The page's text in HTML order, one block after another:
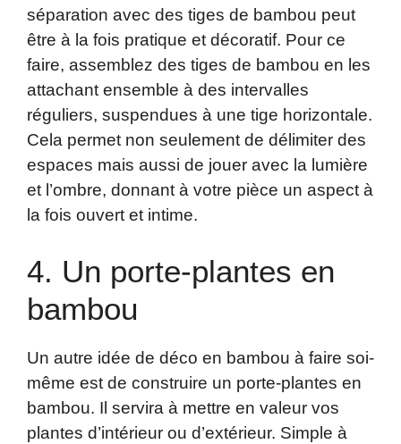
séparation avec des tiges de bambou peut
être à la fois pratique et décoratif. Pour ce
faire, assemblez des tiges de bambou en les
attachant ensemble à des intervalles
réguliers, suspendues à une tige horizontale.
Cela permet non seulement de délimiter des
espaces mais aussi de jouer avec la lumière
et l’ombre, donnant à votre pièce un aspect à
la fois ouvert et intime.
4. Un porte-plantes en
bambou
Un autre idée de déco en bambou à faire soi-
même est de construire un porte-plantes en
bambou. Il servira à mettre en valeur vos
plantes d’intérieur ou d’extérieur. Simple à